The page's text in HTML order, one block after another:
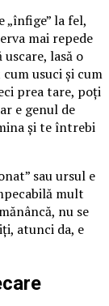
„înfige” la fel,
mai repede
uscare, lasă o
usuci și cum
prea tare, poți
e genul de
și te întrebi
sau ursul e
mult
nu se
atunci da, e